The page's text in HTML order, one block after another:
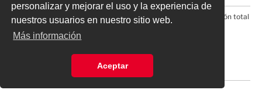
personalizar y mejorar el uso y la experiencia de
nuestros usuarios en nuestro sitio web.
Más información
Aceptar
© 2026 Todos los derechos reservados. Prohibida la reproducción total
o parcial, incluyendo cualquier medio electrónico*